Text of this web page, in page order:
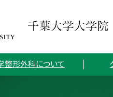
整形外科について